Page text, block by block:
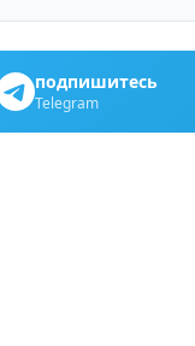
подпишитесь
Telegram